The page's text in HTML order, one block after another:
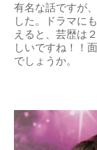
有名な話ですが
した。ドラマに
えると、芸歴は
しいですね！！
でしょうか。